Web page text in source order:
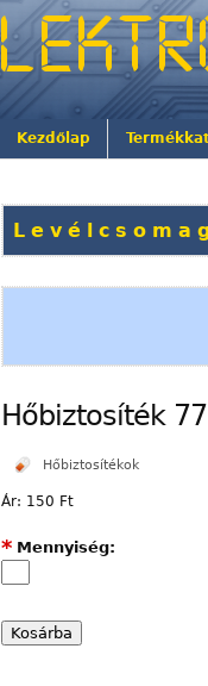
Kezdőlap
Hőbiztosíték
Hőbiztosítékok
Ár: 150 Ft
Mennyiség:
*